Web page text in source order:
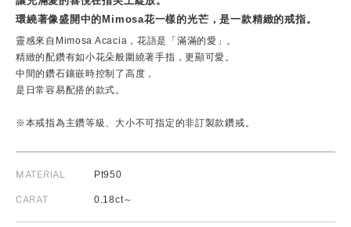
環繞著像盛開中的Mimosa花一樣的光芒，是一款精緻的戒指。
靈感來自Mimosa Acacia，花語是「滿滿的愛」。
精緻的配鑽有如小花朵般圍繞著手指，更顯可愛。
中間的鑽石鑲嵌時控制了高度，
是日常容易配搭的款式。
※本戒指為主鑽等級、大小不可指定的非訂製款鑽戒。
MATERIAL Pt950
CARAT 0.18ct～